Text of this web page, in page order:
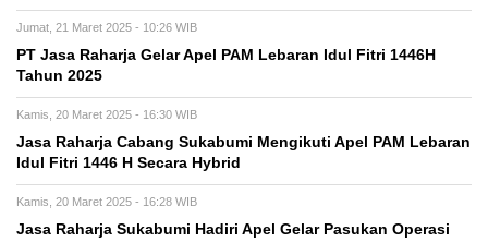
Jumat, 21 Maret 2025 - 10:26 WIB
PT Jasa Raharja Gelar Apel PAM Lebaran Idul Fitri 1446H
Tahun 2025
Kamis, 20 Maret 2025 - 16:30 WIB
Jasa Raharja Cabang Sukabumi Mengikuti Apel PAM Lebaran
Idul Fitri 1446 H Secara Hybrid
Kamis, 20 Maret 2025 - 16:28 WIB
Jasa Raharja Sukabumi Hadiri Apel Gelar Pasukan Operasi